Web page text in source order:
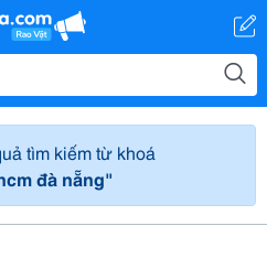
tìm kiếm từ khoá
đà nẵng"